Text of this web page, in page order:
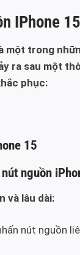
IPhone 15
một trong
ra sau một
phục:
15
nguồn
và lâu dài:
nút nguồn